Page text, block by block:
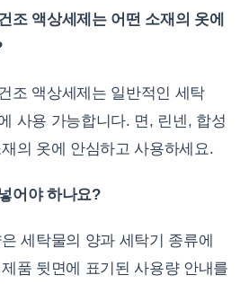
조 액상세제는 어떤 소재의 옷에
조 액상세제는 일반적인 세탁
사용 가능합니다. 면, 린넨, 합성
의 옷에 안심하고 사용하세요.
어야 하나요?
세탁물의 양과 세탁기 종류에
품 뒷면에 표기된 사용량 안내를